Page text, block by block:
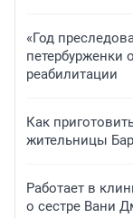
«Год
петербурженки
реабилитации
Как
жительницы
Работает в
о сестре Вани